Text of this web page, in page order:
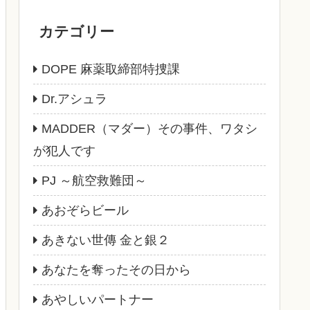
カテゴリー
DOPE 麻薬取締部特捜課
Dr.アシュラ
MADDER（マダー）その事件、ワタシ
が犯人です
PJ ～航空救難団～
あおぞらビール
あきない世傳 金と銀２
あなたを奪ったその日から
あやしいパートナー